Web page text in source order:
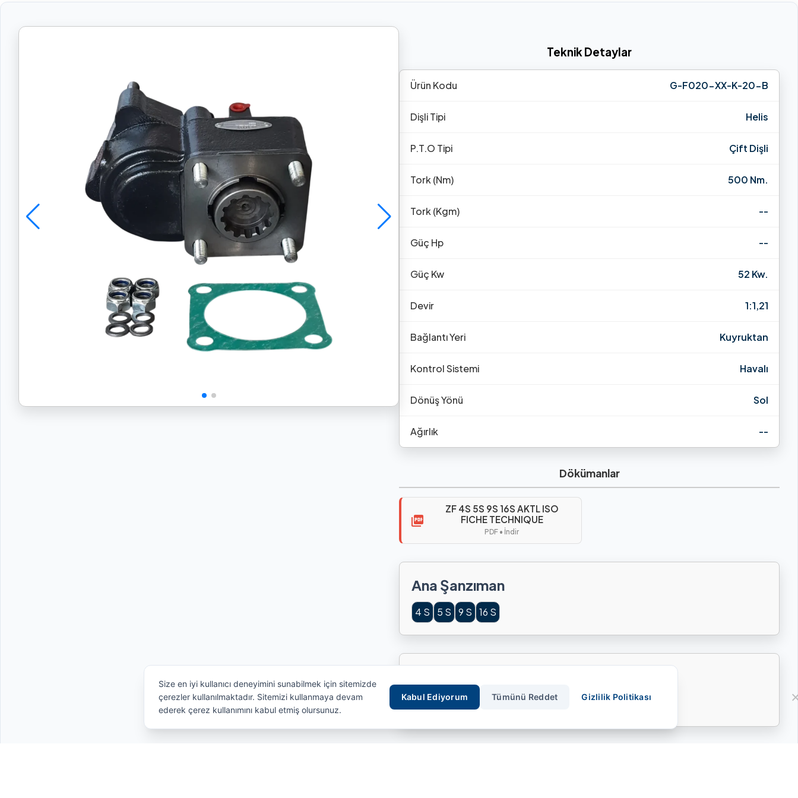
Teknik Detaylar
Ürün Kodu G-F020-XX-K-20-B
Dişli Tipi Helis
P.T.O Tipi Çift Dişli
Tork (Nm) 500 Nm.
Tork (Kgm) --
Güç Hp --
Güç Kw 52 Kw.
Devir 1:1,21
Bağlantı Yeri Kuyruktan
Kontrol Sistemi Havalı
Dönüş Yönü Sol
Ağırlık --
Dökümanlar
ZF 4S 5S 9S 16S AKTL ISO
FICHE TECHNIQUE
PDF • İndir
Ana Şanzıman
4 S 5 S 9 S 16 S
BMC FORD MAN RENAULT DAF IVECO KAMAZ
Size en iyi kullanıcı deneyimini sunabilmek için sitemizde
çerezler kullanılmaktadır. Sitemizi kullanmaya devam
ederek çerez kullanımını kabul etmiş olursunuz.
Kabul Ediyorum Tümünü Reddet Gizlilik Politikası